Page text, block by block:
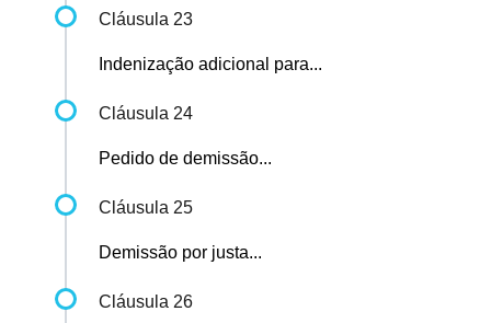
Cláusula 23
Indenização adicional para...
Cláusula 24
Pedido de demissão...
Cláusula 25
Demissão por justa...
Cláusula 26